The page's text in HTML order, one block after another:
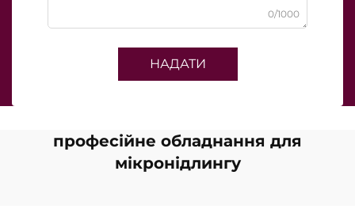
0/1000
НАДАТИ
професійне обладнання для
мікронідлингу